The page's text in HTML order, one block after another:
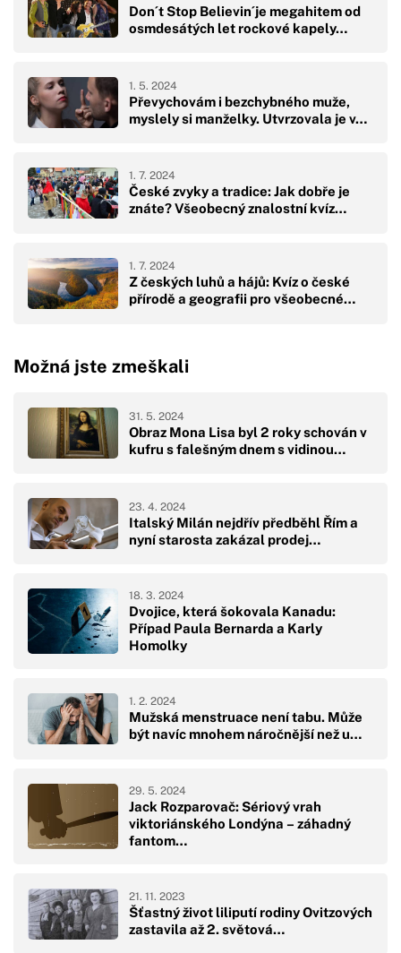
Don´t Stop Believin´je megahitem od
osmdesátých let rockové kapely…
Převychovám i bezchybného muže,
myslely si manželky. Utvrzovala je v…
1. 5. 2024
České zvyky a tradice: Jak dobře je
znáte? Všeobecný znalostní kvíz…
1. 7. 2024
Z českých luhů a hájů: Kvíz o české
přírodě a geografii pro všeobecné…
1. 7. 2024
Možná jste zmeškali
Obraz Mona Lisa byl 2 roky schován v
kufru s falešným dnem s vidinou…
31. 5. 2024
Italský Milán nejdřív předběhl Řím a
nyní starosta zakázal prodej…
23. 4. 2024
Dvojice, která šokovala Kanadu:
Případ Paula Bernarda a Karly
Homolky
18. 3. 2024
Mužská menstruace není tabu. Může
být navíc mnohem náročnější než u…
1. 2. 2024
Jack Rozparovač: Sériový vrah
viktoriánského Londýna – záhadný
fantom…
29. 5. 2024
Šťastný život liliputí rodiny Ovitzových
zastavila až 2. světová…
21. 11. 2023